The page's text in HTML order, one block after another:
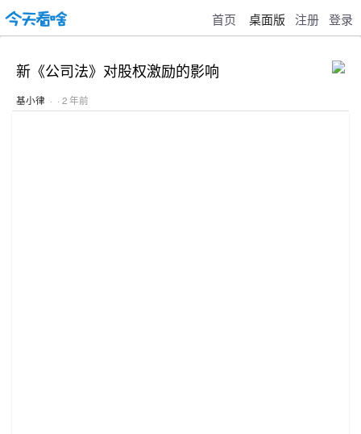
首页 桌面版 注册 登录
新《公司法》对股权激励的影响
基小律 · · 2 年前